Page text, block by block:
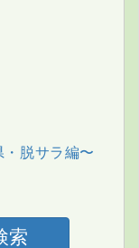
脱サラ編〜
索